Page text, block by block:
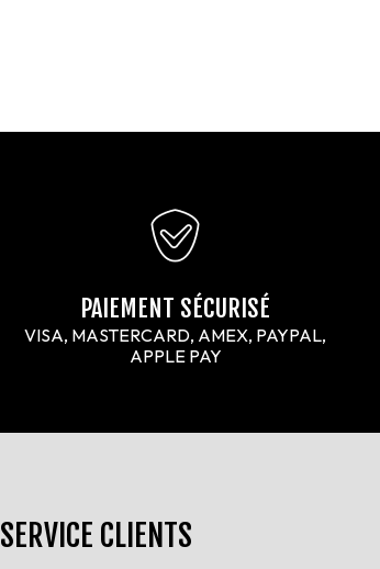
PAIEMENT SÉCURISÉ
VISA, MASTERCARD, AMEX, PAYPAL,
APPLE PAY
SERVICE CLIENTS